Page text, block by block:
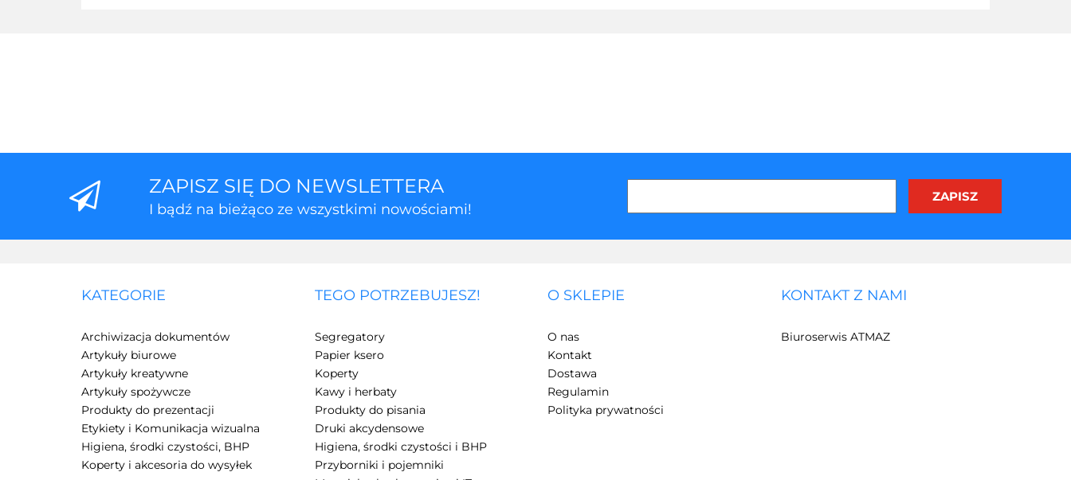
ZAPISZ SIĘ DO NEWSLETTERA
I bądź na bieżąco ze wszystkimi nowościami!
KATEGORIE
Archiwizacja dokumentów
Artykuły biurowe
Artykuły kreatywne
Artykuły spożywcze
Produkty do prezentacji
Etykiety i Komunikacja wizualna
Higiena, środki czystości, BHP
Koperty i akcesoria do wysyłek
TEGO POTRZEBUJESZ!
Segregatory
Papier ksero
Koperty
Kawy i herbaty
Produkty do pisania
Druki akcydensowe
Higiena, środki czystości i BHP
Przyborniki i pojemniki
O SKLEPIE
O nas
Kontakt
Dostawa
Regulamin
Polityka prywatności
KONTAKT Z NAMI
Biuroserwis ATMAZ